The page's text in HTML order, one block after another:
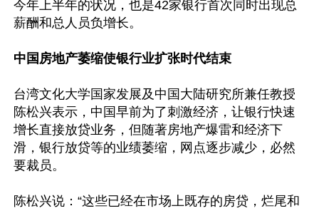
今年上半年的状况，也是42家银行首次同时出现总
薪酬和总人员负增长。
中国房地产萎缩使银行业扩张时代结束
台湾文化大学国家发展及中国大陆研究所兼任教授
陈松兴表示，中国早前为了刺激经济，让银行快速
增长直接放贷业务，但随著房地产爆雷和经济下
滑，银行放贷等的业绩萎缩，网点逐步减少，必然
要裁员。
陈松兴说：“这些已经在市场上既存的房贷，烂尾和